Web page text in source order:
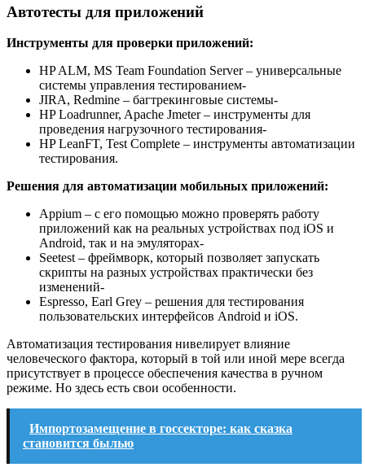
Автотесты для приложений
Инструменты для проверки приложений:
HP ALM, MS Team Foundation Server – универсальные
системы управления тестированием-
JIRA, Redmine – багтрекинговые системы-
HP Loadrunner, Apache Jmeter – инструменты для
проведения нагрузочного тестирования-
HP LeanFT, Test Complete – инструменты автоматизации
тестирования.
Решения для автоматизации мобильных приложений:
Appium – с его помощью можно проверять работу
приложений как на реальных устройствах под iOS и
Android, так и на эмуляторах-
Seetest – фреймворк, который позволяет запускать
скрипты на разных устройствах практически без
изменений-
Espresso, Earl Grey – решения для тестирования
пользовательских интерфейсов Android и iOS.
Автоматизация тестирования нивелирует влияние
человеческого фактора, который в той или иной мере всегда
присутствует в процессе обеспечения качества в ручном
режиме. Но здесь есть свои особенности.
Импортозамещение в госсекторе: как сказка
становится былью